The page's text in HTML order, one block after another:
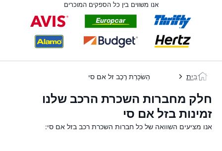
אנו משווים בין כל הספקים המוכרים
בַּיִת הַשׂכָּרַת רֶכֶב זל אם סי
חלק מחברות השכרת הרכב שלנו
זמינות בזל אם סי
אנו מציעים השוואה של כל חברות השכרת רכב בזל אם סי: